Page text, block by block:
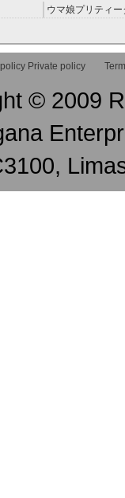
ラグ(ロスフラ)
ウマ娘プリティー
Private policy
© 2009